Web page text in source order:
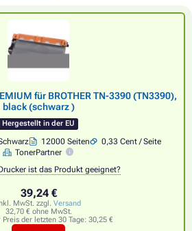
für BROTHER TN-3390 (TN3390),
black (schwarz )
Hergestellt in der EU
12000 Seiten
0,33 Cent / Seite
TonerPartner
ist das Produkt geeignet?
39,24 €
MwSt. zzgl. Versand
32,70 € ohne MwSt.
der letzten 30 Tage: 30,25 €